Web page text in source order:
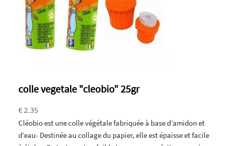
colle vegetale "cleobio" 25gr
€ 2.35
Cléobio est une colle végétale fabriquée à base d’amidon et
d’eau- Destinée au collage du papier, elle est épaisse et facile